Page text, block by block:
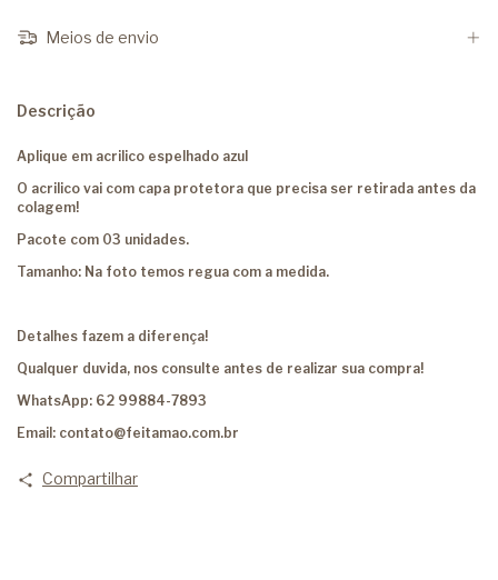
Meios de envio
Descrição
Aplique em acrilico espelhado azul
O acrilico vai com capa protetora que precisa ser retirada antes da
colagem!
Pacote com 03 unidades.
Tamanho: Na foto temos regua com a medida.
Detalhes fazem a diferença!
Qualquer duvida, nos consulte antes de realizar sua compra!
WhatsApp: 62 99884-7893
Email: contato@feitamao.com.br
Compartilhar